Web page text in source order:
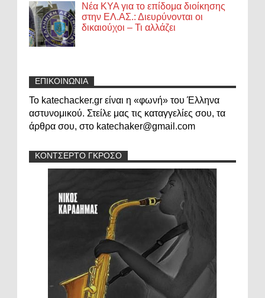
Νέα ΚΥΑ για το επίδομα διοίκησης
στην ΕΛ.ΑΣ.: Διευρύνονται οι
δικαιούχοι – Τι αλλάζει
ΕΠΙΚΟΙΝΩΝΙΑ
Το katechacker.gr είναι η «φωνή» του Έλληνα
αστυνομικού. Στείλε μας τις καταγγελίες σου, τα
άρθρα σου, στο katechaker@gmail.com
ΚΟΝΤΣΕΡΤΟ ΓΚΡΟΣΟ